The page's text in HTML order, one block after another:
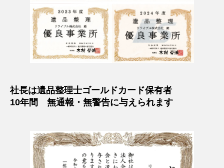
社長は遺品整理士ゴールドカード保有者
10年間 無通報・無警告に与えられます